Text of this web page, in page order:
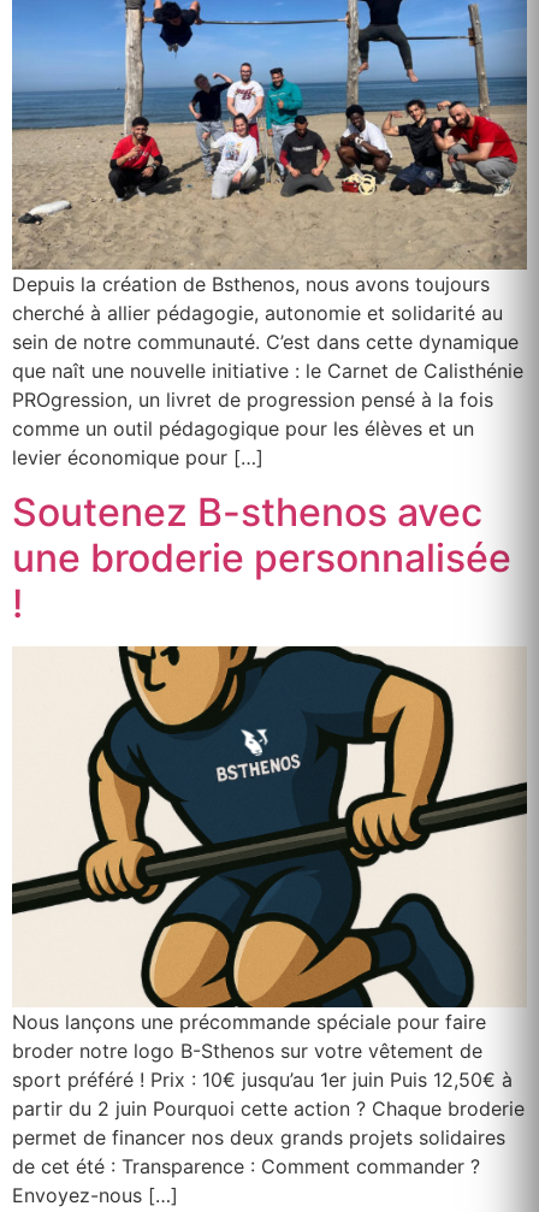
Depuis la création de Bsthenos, nous avons toujours
cherché à allier pédagogie, autonomie et solidarité au
sein de notre communauté. C’est dans cette dynamique
que naît une nouvelle initiative : le Carnet de Calisthénie
PROgression, un livret de progression pensé à la fois
comme un outil pédagogique pour les élèves et un
levier économique pour […]
Soutenez B-sthenos avec
une broderie personnalisée
!
Nous lançons une précommande spéciale pour faire
broder notre logo B-Sthenos sur votre vêtement de
sport préféré ! Prix : 10€ jusqu’au 1er juin Puis 12,50€ à
partir du 2 juin Pourquoi cette action ? Chaque broderie
permet de financer nos deux grands projets solidaires
de cet été : Transparence : Comment commander ?
Envoyez-nous […]